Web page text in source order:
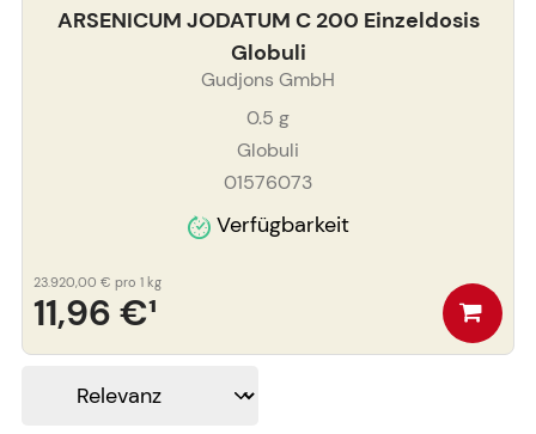
ARSENICUM JODATUM C 200 Einzeldosis
Globuli
Gudjons GmbH
0.5 g
Globuli
01576073
Verfügbarkeit
11,96 €¹
23.920,00 € pro 1 kg